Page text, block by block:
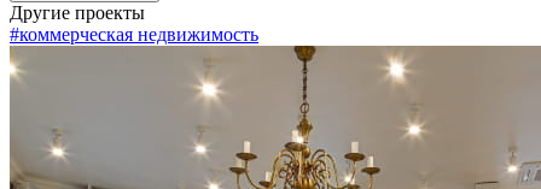
Другие проекты
#коммерческая недвижимость